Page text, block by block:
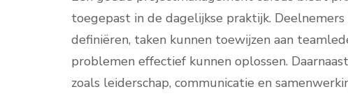
toegepast in de dagelijkse praktijk.
definiëren, taken kunnen toewijzen aan
problemen effectief kunnen oplossen.
zoals leiderschap, communicatie en